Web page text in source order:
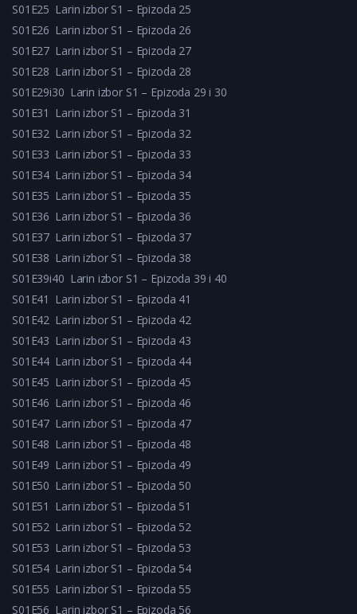
S01E25 Larin izbor S1 – Epizoda 25
S01E26 Larin izbor S1 – Epizoda 26
S01E27 Larin izbor S1 – Epizoda 27
S01E28 Larin izbor S1 – Epizoda 28
S01E29i30 Larin izbor S1 – Epizoda 29 i 30
S01E31 Larin izbor S1 – Epizoda 31
S01E32 Larin izbor S1 – Epizoda 32
S01E33 Larin izbor S1 – Epizoda 33
S01E34 Larin izbor S1 – Epizoda 34
S01E35 Larin izbor S1 – Epizoda 35
S01E36 Larin izbor S1 – Epizoda 36
S01E37 Larin izbor S1 – Epizoda 37
S01E38 Larin izbor S1 – Epizoda 38
S01E39i40 Larin izbor S1 – Epizoda 39 i 40
S01E41 Larin izbor S1 – Epizoda 41
S01E42 Larin izbor S1 – Epizoda 42
S01E43 Larin izbor S1 – Epizoda 43
S01E44 Larin izbor S1 – Epizoda 44
S01E45 Larin izbor S1 – Epizoda 45
S01E46 Larin izbor S1 – Epizoda 46
S01E47 Larin izbor S1 – Epizoda 47
S01E48 Larin izbor S1 – Epizoda 48
S01E49 Larin izbor S1 – Epizoda 49
S01E50 Larin izbor S1 – Epizoda 50
S01E51 Larin izbor S1 – Epizoda 51
S01E52 Larin izbor S1 – Epizoda 52
S01E53 Larin izbor S1 – Epizoda 53
S01E54 Larin izbor S1 – Epizoda 54
S01E55 Larin izbor S1 – Epizoda 55
S01E56 Larin izbor S1 – Epizoda 56